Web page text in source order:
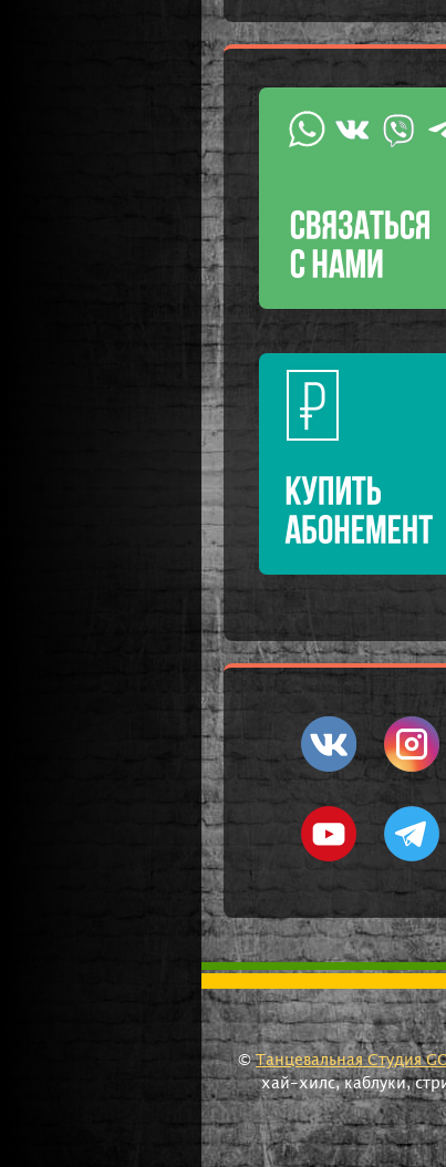
©Танцевальная Студия
хай-хилс, каблуки,